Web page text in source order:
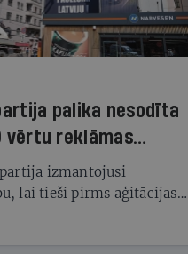
palika nesodīta
vērtu reklāmas
izmantojusi
lai tieši pirms aģitācijas
par summu, kas